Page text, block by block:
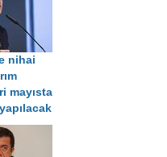
nihai
mayısta